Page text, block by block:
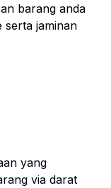
barang anda
jaminan
yang
via darat